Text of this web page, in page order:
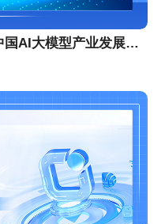
东信入选第一新声《2024年中国AI大模型产业发展与应用研究报告》产业图谱